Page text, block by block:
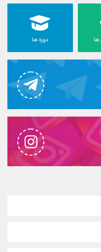
دوره ها